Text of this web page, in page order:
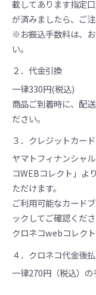
載してあります指定
が済みましたら、ご
※お振込手数料は、
い。
２．代金引換
一律330円(税込)
商品ご到着時に、配
ださい。
３．クレジットカー
ヤマトフィナンシャ
コWEBコレクト」よ
ただけます。
ご利用可能なカード
ックしてご確認くださ
クロネコwebコレク
４．クロネコ代金後
一律270円（税込）の